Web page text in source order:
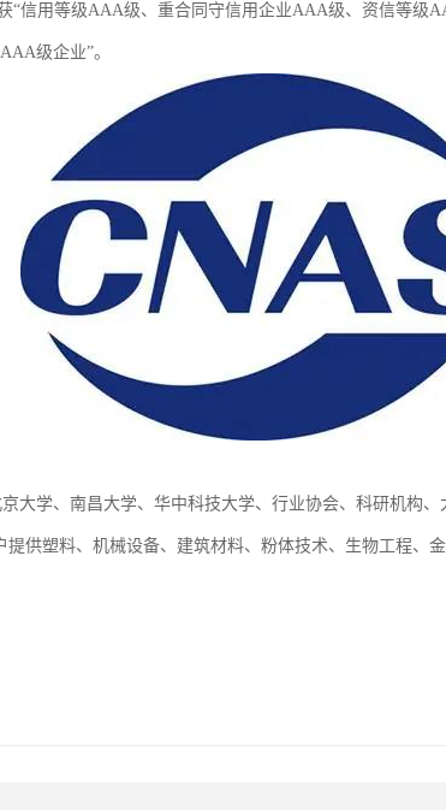
“信用等级AAA级、重合同守信用企业AAA级、资信等级
级企业”。
学、南昌大学、华中科技大学、行业协会、科研机构、
提供塑料、机械设备、建筑材料、粉体技术、生物工程、